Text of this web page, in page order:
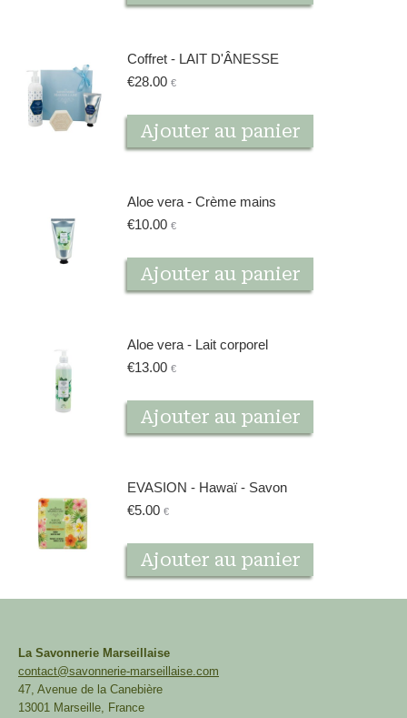
Coffret - LAIT D'ÂNESSE
€28.00 €
Ajouter au panier
Aloe vera - Crème mains
€10.00 €
Ajouter au panier
Aloe vera - Lait corporel
€13.00 €
Ajouter au panier
EVASION - Hawaï - Savon
€5.00 €
Ajouter au panier
La Savonnerie Marseillaise
contact@savonnerie-marseillaise.com
47, Avenue de la Canebière
13001 Marseille, France